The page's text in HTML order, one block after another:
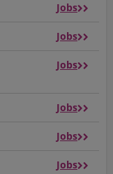
Jobs
Jobs
Jobs
Jobs
Jobs
Jobs